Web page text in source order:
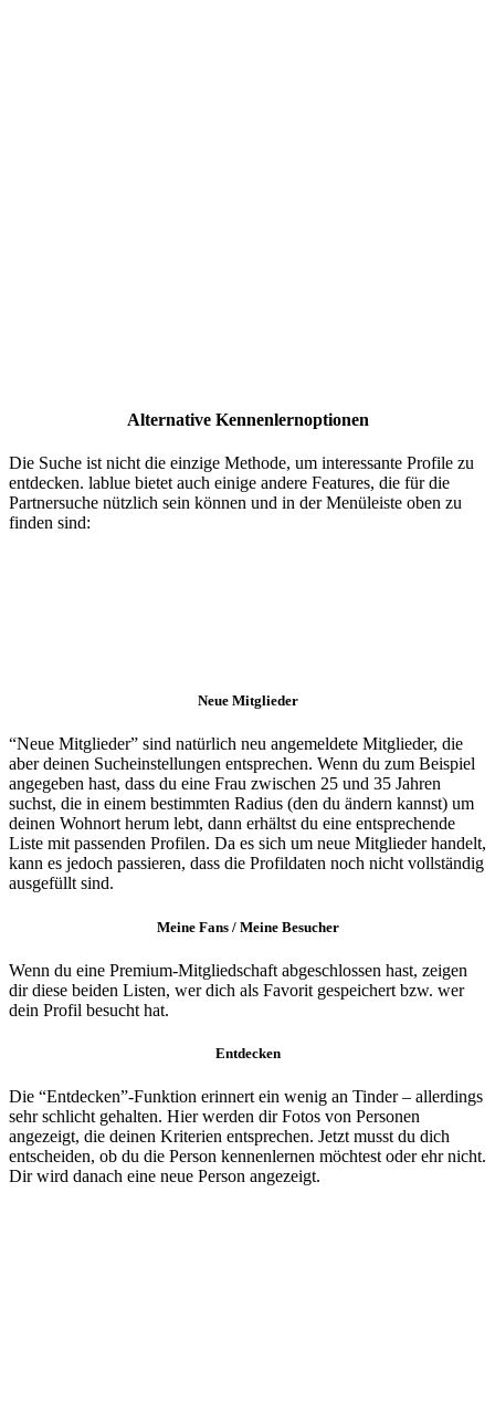
Alternative Kennenlernoptionen
Die Suche ist nicht die einzige Methode, um interessante Profile zu
entdecken. lablue bietet auch einige andere Features, die für die
Partnersuche nützlich sein können und in der Menüleiste oben zu
finden sind:
Neue Mitglieder
“Neue Mitglieder” sind natürlich neu angemeldete Mitglieder, die
aber deinen Sucheinstellungen entsprechen. Wenn du zum Beispiel
angegeben hast, dass du eine Frau zwischen 25 und 35 Jahren
suchst, die in einem bestimmten Radius (den du ändern kannst) um
deinen Wohnort herum lebt, dann erhältst du eine entsprechende
Liste mit passenden Profilen. Da es sich um neue Mitglieder handelt,
kann es jedoch passieren, dass die Profildaten noch nicht vollständig
ausgefüllt sind.
Meine Fans / Meine Besucher
Wenn du eine Premium-Mitgliedschaft abgeschlossen hast, zeigen
dir diese beiden Listen, wer dich als Favorit gespeichert bzw. wer
dein Profil besucht hat.
Entdecken
Die “Entdecken”-Funktion erinnert ein wenig an Tinder – allerdings
sehr schlicht gehalten. Hier werden dir Fotos von Personen
angezeigt, die deinen Kriterien entsprechen. Jetzt musst du dich
entscheiden, ob du die Person kennenlernen möchtest oder ehr nicht.
Dir wird danach eine neue Person angezeigt.